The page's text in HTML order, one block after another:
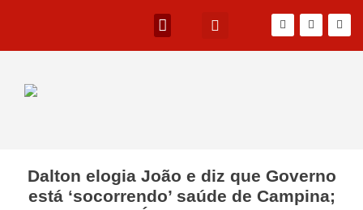
Dalton elogia João e diz que Governo
está ‘socorrendo’ saúde de Campina;